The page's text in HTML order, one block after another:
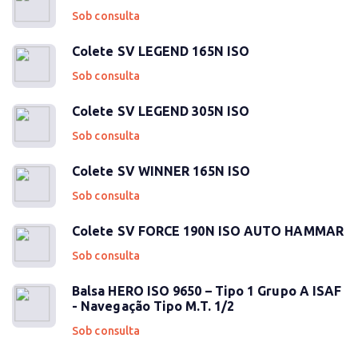
Sob consulta
Colete SV LEGEND 165N ISO
Sob consulta
Colete SV LEGEND 305N ISO
Sob consulta
Colete SV WINNER 165N ISO
Sob consulta
Colete SV FORCE 190N ISO AUTO HAMMAR
Sob consulta
Balsa HERO ISO 9650 – Tipo 1 Grupo A ISAF
- Navegação Tipo M.T. 1/2
Sob consulta